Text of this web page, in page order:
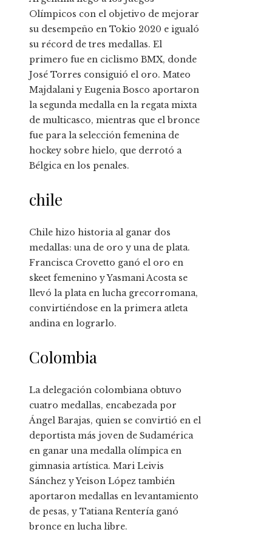
Olímpicos con el objetivo de mejorar
su desempeño en Tokio 2020 e igualó
su récord de tres medallas. El
primero fue en ciclismo BMX, donde
José Torres consiguió el oro. Mateo
Majdalani y Eugenia Bosco aportaron
la segunda medalla en la regata mixta
de multicasco, mientras que el bronce
fue para la selección femenina de
hockey sobre hielo, que derrotó a
Bélgica en los penales.
chile
Chile hizo historia al ganar dos
medallas: una de oro y una de plata.
Francisca Crovetto ganó el oro en
skeet femenino y Yasmani Acosta se
llevó la plata en lucha grecorromana,
convirtiéndose en la primera atleta
andina en lograrlo.
Colombia
La delegación colombiana obtuvo
cuatro medallas, encabezada por
Ángel Barajas, quien se convirtió en el
deportista más joven de Sudamérica
en ganar una medalla olímpica en
gimnasia artística. Mari Leivis
Sánchez y Yeison López también
aportaron medallas en levantamiento
de pesas, y Tatiana Rentería ganó
bronce en lucha libre.